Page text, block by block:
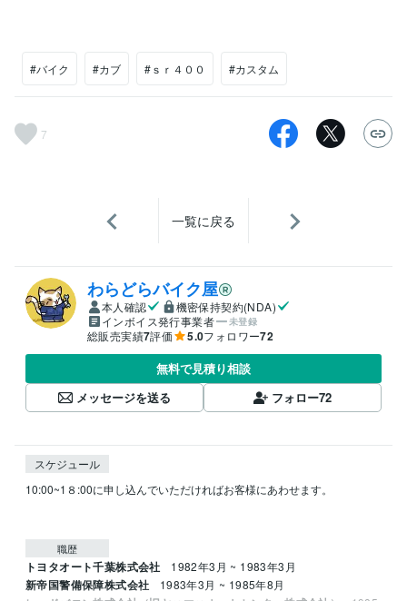
#バイク #カブ #ｓｒ４００ #カスタム
7
一覧に戻る
わらどらバイク屋
本人確認
機密保持契約(NDA)
インボイス発行事業者
未登録
総販売実績7評価 5.0フォロワー72
無料で見積り相談
メッセージを送る
フォロー72
スケジュール
10:00~1８:00に申し込んでいただければお客様にあわせます。
職歴
トヨタオート千葉株式会社 1982年3月 ~ 1983年3月
新帝国警備保障株式会社 1983年3月 ~ 1985年8月